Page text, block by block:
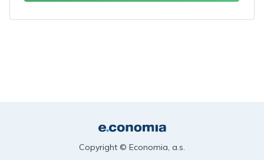
Copyright © Economia, a.s.